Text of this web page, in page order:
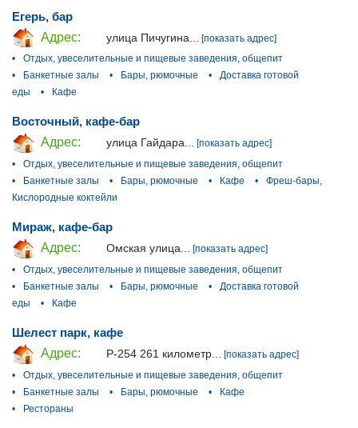
Егерь, бар
Адрес:
улица Пичугина...
[показать адрес]
•
Отдых, увеселительные и пищевые заведения, общепит
•
Банкетные залы • Бары, рюмочные •
Доставка готовой
еды
• Кафе
Восточный, кафе-бар
Адрес:
улица Гайдара... [показать адрес]
•
Отдых, увеселительные и пищевые заведения, общепит
•
Банкетные залы • Бары, рюмочные • Кафе •
Фреш-бары,
Кислородные коктейли
Мираж, кафе-бар
Адрес:
Омская улица... [показать адрес]
•
Отдых, увеселительные и пищевые заведения, общепит
•
Банкетные залы • Бары, рюмочные •
Доставка готовой
еды
• Кафе
Шелест парк, кафе
Адрес:
Р-254 261 километр...
[показать адрес]
•
Отдых, увеселительные и пищевые заведения, общепит
•
Банкетные залы • Бары, рюмочные •
Кафе
•
Рестораны